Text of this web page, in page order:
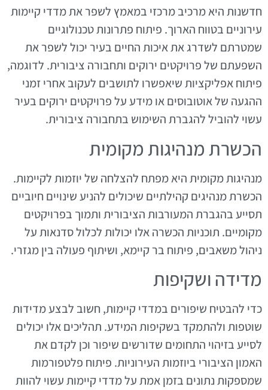
חדשנות היא מרכיב מרכזי במאמץ לשפר את מדדי קיימות
עירוניים בטווח הארוך. פיתוח פתרונות טכנולוגיים
שמטרתם לשדרג את איכות החיים בעיר יכול לשפר את
השפעתם של פרויקטים ירוקים ותחבורה ציבורית. לדוגמה,
פיתוח אפליקציות שיאפשרו לתושבים לעקוב אחרי זמני
ההגעה של אוטובוסים או מידע על פרויקטים ירוקים בעיר
עשוי להוביל להגברת השימוש בתחבורה ציבורית.
הכשרת מנהיגות מקומית
מנהיגות מקומית היא מפתח להצלחה של יוזמות לקיימות.
הכשרת מנהיגים קהילתיים שיכולים להניע שינויים חיוביים
תסייע בהגברת המעורבות הציבורית ותמוך בפרויקטים
מקומיים. תוכניות הכשרה אלו יכולות לכלול סדנאות על
ניהול משאבים, פיתוח בר קיימא, ושיתוף פעולה בין מגזרי.
מדידה ושקיפות
כדי להבטיח שיפורים במדדי קיימות, חשוב לבצע מדידות
שוטפות ולהתמקד בשקיפות המידע. תהליכים אלו יכולים
לסייע בזיהוי התחומים שדורשים שיפור וכן לקדם את
האמון הציבורי ביוזמות העירוניות. פיתוח פלטפורמות
שמספקות נתונים בזמן אמת על מדדי קיימות עשוי להוות